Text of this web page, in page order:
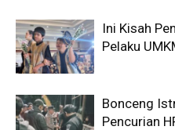
Ini Kisah
Pelaku
Bonceng
Pencurian